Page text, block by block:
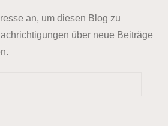
an, um diesen Blog zu
über neue Beiträge